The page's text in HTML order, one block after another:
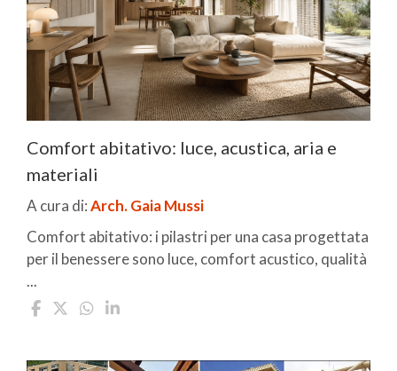
Comfort abitativo: luce, acustica, aria e
materiali
A cura di:Arch. Gaia Mussi
Comfort abitativo: i pilastri per una casa progettata
per il benessere sono luce, comfort acustico, qualità
...